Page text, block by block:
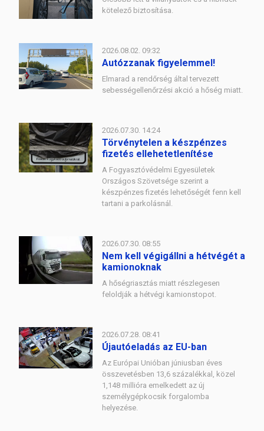
kötelező biztosítása.
2026.08.02. 09:32
Autózzanak figyelemmel!
Elmarad a rendőrség által tervezett
sebességellenőrzési akció a hőség miatt.
2026.07.30. 14:24
Törvénytelen a készpénzes
fizetés ellehetetlenítése
A Fogyasztóvédelmi Egyesületek
Országos Szövetsége szerint a
készpénzes fizetés lehetőségét fenn kell
tartani a parkolásnál.
2026.07.30. 08:55
Nem kell végigállni a hétvégét a
kamionoknak
A hőségriasztás miatt részlegesen
feloldják a hétvégi kamionstopot.
2026.07.28. 08:41
Újautóeladás az EU-ban
Az Európai Unióban júniusban éves
összevetésben 13,6 százalékkal, közel
1,148 millióra emelkedett az új
személygépkocsik forgalomba
helyezése.